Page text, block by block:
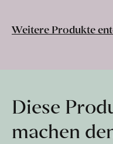
Weitere Produkte
Diese
machen